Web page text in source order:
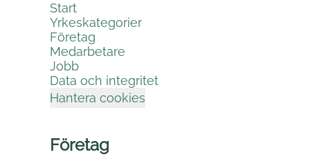
Start
Yrkeskategorier
Företag
Medarbetare
Jobb
Data och integritet
Hantera cookies
Företag